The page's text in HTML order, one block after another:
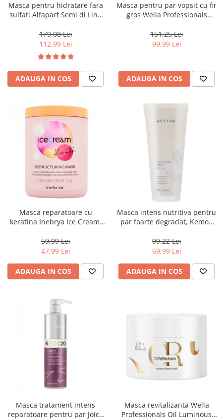
Masca pentru hidratare fara
sulfati Alfaparf Semi di Lino
ml
179,08 Lei
112,99 Lei
ADAUGA IN COS
Masca pentru par vopsit cu fir
gros Wella Professionals
151,25 Lei
99,99 Lei
ADAUGA IN COS
Masca reparatoare cu
keratina Inebrya Ice Cream,
59,99 Lei
47,99 Lei
ADAUGA IN COS
Masca intens nutritiva pentru
par foarte degradat, Kemon
ml
99,22 Lei
69,99 Lei
ADAUGA IN COS
Masca tratament intens
reparatoare pentru par Joico
Masca revitalizanta Wella
Professionals Oil Luminous